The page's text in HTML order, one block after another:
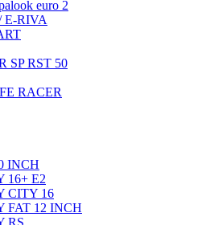
euro 2
E-RIVA
SP RST 50
RACER
INCH
16+ E2
CITY 16
FAT 12 INCH